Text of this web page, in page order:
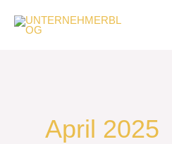
Inhalt
springen
April 2025